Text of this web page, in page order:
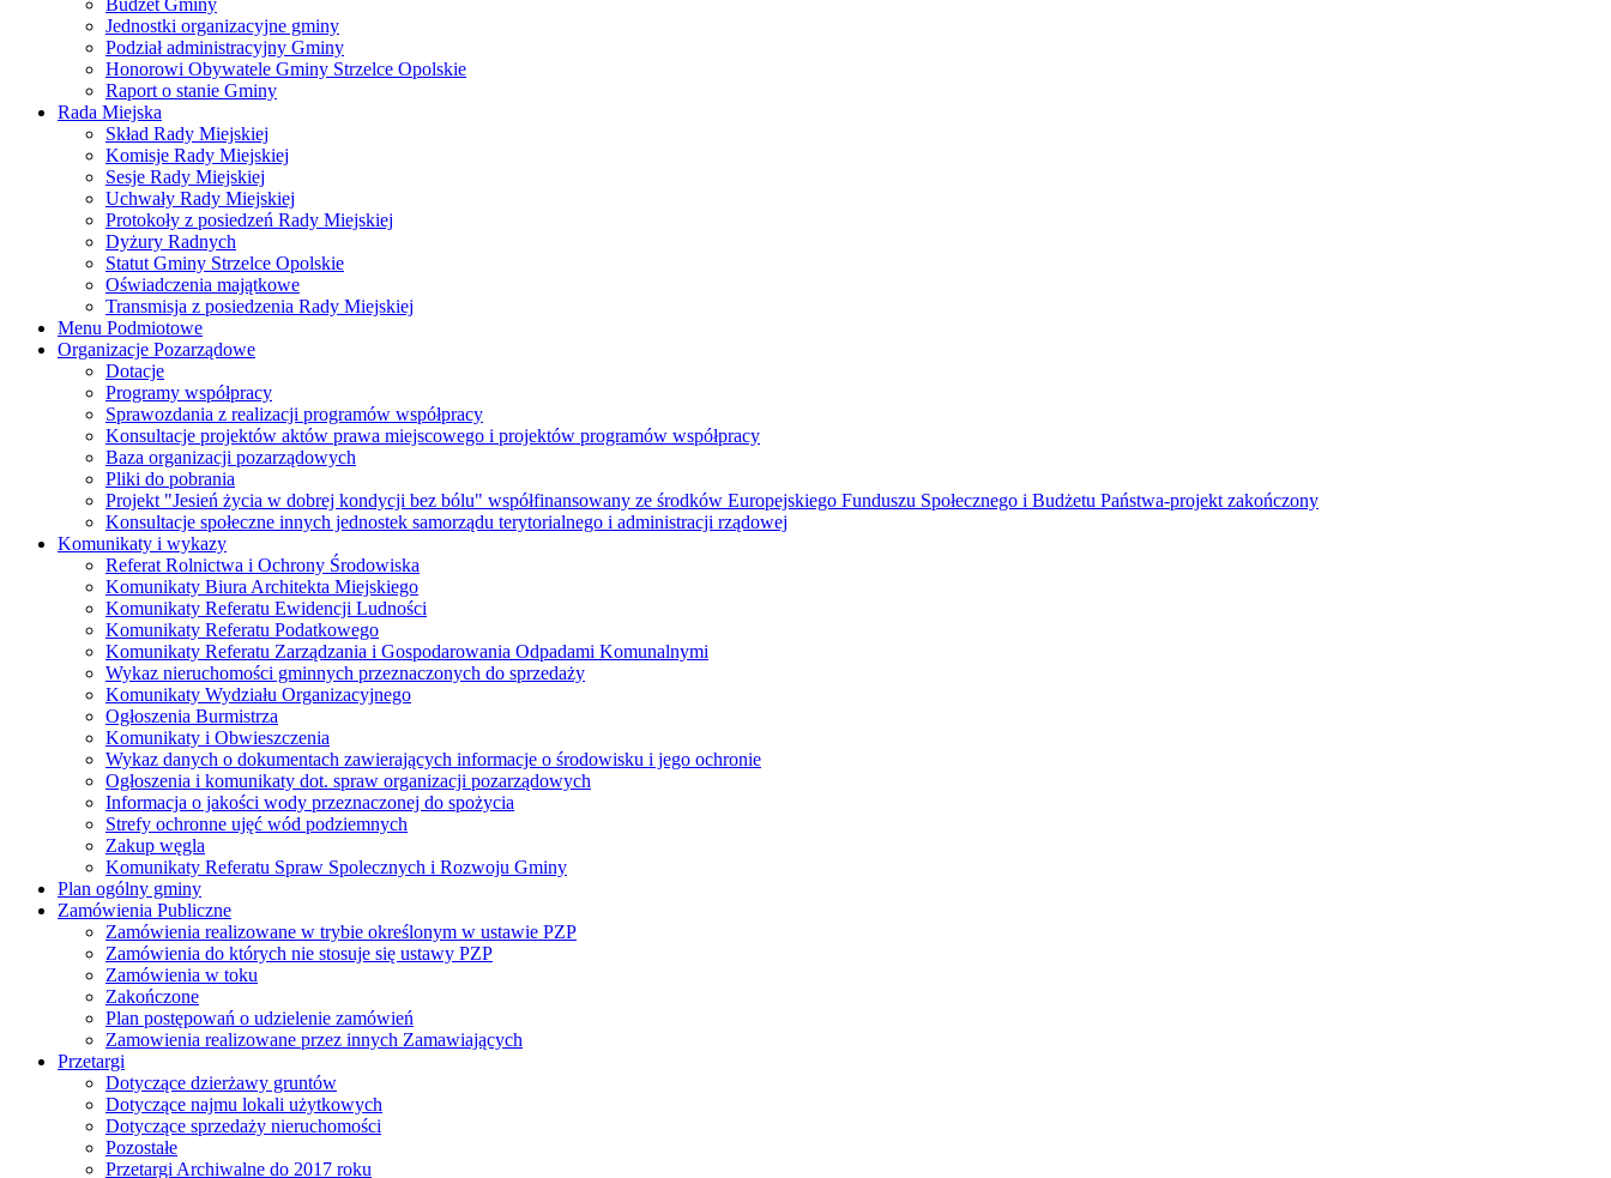
Budżet Gminy
Jednostki organizacyjne gminy
Podział administracyjny Gminy
Honorowi Obywatele Gminy Strzelce Opolskie
Raport o stanie Gminy
Rada Miejska
Skład Rady Miejskiej
Komisje Rady Miejskiej
Sesje Rady Miejskiej
Uchwały Rady Miejskiej
Protokoły z posiedzeń Rady Miejskiej
Dyżury Radnych
Statut Gminy Strzelce Opolskie
Oświadczenia majątkowe
Transmisja z posiedzenia Rady Miejskiej
Menu Podmiotowe
Organizacje Pozarządowe
Dotacje
Programy współpracy
Sprawozdania z realizacji programów współpracy
Konsultacje projektów aktów prawa miejscowego i projektów programów współpracy
Baza organizacji pozarządowych
Pliki do pobrania
Projekt "Jesień życia w dobrej kondycji bez bólu" współfinansowany ze środków Europejskiego Funduszu Społecznego i Budżetu Państwa-projekt zakończony
Konsultacje społeczne innych jednostek samorządu terytorialnego i administracji rządowej
Komunikaty i wykazy
Referat Rolnictwa i Ochrony Środowiska
Komunikaty Biura Architekta Miejskiego
Komunikaty Referatu Ewidencji Ludności
Komunikaty Referatu Podatkowego
Komunikaty Referatu Zarządzania i Gospodarowania Odpadami Komunalnymi
Wykaz nieruchomości gminnych przeznaczonych do sprzedaży
Komunikaty Wydziału Organizacyjnego
Ogłoszenia Burmistrza
Komunikaty i Obwieszczenia
Wykaz danych o dokumentach zawierających informacje o środowisku i jego ochronie
Ogłoszenia i komunikaty dot. spraw organizacji pozarządowych
Informacja o jakości wody przeznaczonej do spożycia
Strefy ochronne ujęć wód podziemnych
Zakup węgla
Komunikaty Referatu Spraw Spolecznych i Rozwoju Gminy
Plan ogólny gminy
Zamówienia Publiczne
Zamówienia realizowane w trybie określonym w ustawie PZP
Zamówienia do których nie stosuje się ustawy PZP
Zamówienia w toku
Zakończone
Plan postępowań o udzielenie zamówień
Zamowienia realizowane przez innych Zamawiających
Przetargi
Dotyczące dzierżawy gruntów
Dotyczące najmu lokali użytkowych
Dotyczące sprzedaży nieruchomości
Pozostałe
Przetargi Archiwalne do 2017 roku